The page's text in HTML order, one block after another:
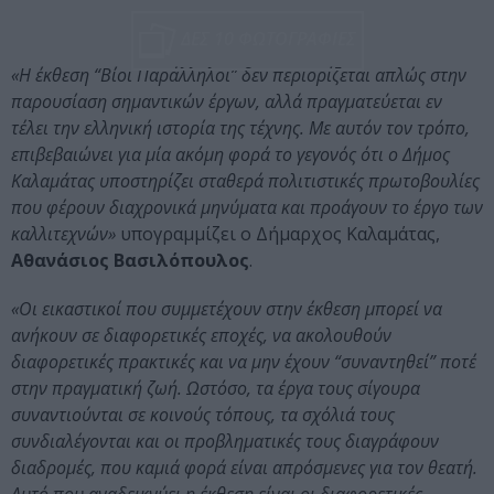
«Η έκθεση “Βίοι Παράλληλοι” δεν περιορίζεται απλώς στην
παρουσίαση σημαντικών έργων, αλλά πραγματεύεται εν
τέλει την ελληνική ιστορία της τέχνης. Με αυτόν τον τρόπο,
επιβεβαιώνει για μία ακόμη φορά το γεγονός ότι ο Δήμος
Καλαμάτας υποστηρίζει σταθερά πολιτιστικές πρωτοβουλίες
που φέρουν διαχρονικά μηνύματα και προάγουν το έργο των
καλλιτεχνών» υπογραμμίζει ο Δήμαρχος Καλαμάτας,
Αθανάσιος Βασιλόπουλος.
«Οι εικαστικοί που συμμετέχουν στην έκθεση μπορεί να
ανήκουν σε διαφορετικές εποχές, να ακολουθούν
διαφορετικές πρακτικές και να μην έχουν “συναντηθεί” ποτέ
στην πραγματική ζωή. Ωστόσο, τα έργα τους σίγουρα
συναντιούνται σε κοινούς τόπους, τα σχόλιά τους
συνδιαλέγονται και οι προβληματικές τους διαγράφουν
διαδρομές, που καμιά φορά είναι απρόσμενες για τον θεατή.